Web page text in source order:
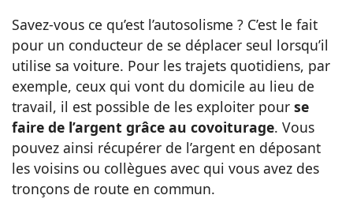
Savez-vous ce qu’est l’autosolisme ? C’est le fait
pour un conducteur de se déplacer seul lorsqu’il
utilise sa voiture. Pour les trajets quotidiens, par
exemple, ceux qui vont du domicile au lieu de
travail, il est possible de les exploiter pour se
faire de l’argent grâce au covoiturage. Vous
pouvez ainsi récupérer de l’argent en déposant
les voisins ou collègues avec qui vous avez des
tronçons de route en commun.